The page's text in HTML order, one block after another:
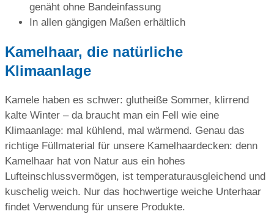
genäht ohne Bandeinfassung
In allen gängigen Maßen erhältlich
Kamelhaar, die natürliche
Klimaanlage
Kamele haben es schwer: glutheiße Sommer, klirrend
kalte Winter – da braucht man ein Fell wie eine
Klimaanlage: mal kühlend, mal wärmend. Genau das
richtige Füllmaterial für unsere Kamelhaardecken: denn
Kamelhaar hat von Natur aus ein hohes
Lufteinschlussvermögen, ist temperaturausgleichend und
kuschelig weich. Nur das hochwertige weiche Unterhaar
findet Verwendung für unsere Produkte.